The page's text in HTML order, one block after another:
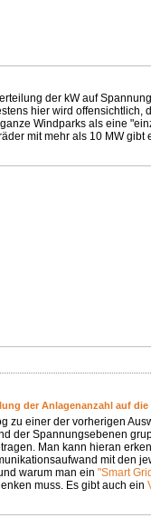
der kW auf
hier wird offensichtlich,
Windparks als eine
mit mehr als 10 MW gibt
der Anlagenanzahl auf die
zu einer der vorherigen
der Spannungsebenen
Man kann hieran
mit den
warum man ein "Smart
muss. Es gibt auch ein